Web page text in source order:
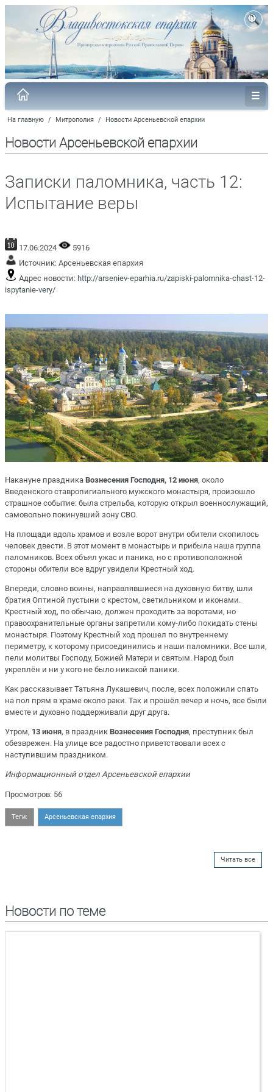
На главную / Митрополия / Новости Арсеньевской епархии
Новости Арсеньевской епархии
Записки паломника, часть 12:
Испытание веры
17.06.2024
5916
Источник: Арсеньевская епархия
Адрес новости: http://arseniev-eparhia.ru/zapiski-palomnika-chast-12-
ispytanie-very/
Накануне праздника Вознесения Господня, 12 июня, около
Введенского ставропигиального мужского монастыря, произошло
страшное событие: была стрельба, которую открыл военнослужащий,
самовольно покинувший зону СВО.
На площади вдоль храмов и возле ворот внутри обители скопилось
человек двести. В этот момент в монастырь и прибыла наша группа
паломников. Всех объял ужас и паника, но с противоположной
стороны обители все вдруг увидели Крестный ход.
Впереди, словно воины, направлявшиеся на духовную битву, шли
братия Оптиной пустыни с крестом, светильником и иконами.
Крестный ход, по обычаю, должен проходить за воротами, но
правоохранительные органы запретили кому-либо покидать стены
монастыря. Поэтому Крестный ход прошел по внутреннему
периметру, к которому присоединились и наши паломники. Все шли,
пели молитвы Господу, Божией Матери и святым. Народ был
укреплён и ни у кого не было никакой паники.
Как рассказывает Татьяна Лукашевич, после, всех положили спать
на пол прям в храме около раки. Так и прошёл вечер и ночь, все были
вместе и духовно поддерживали друг друга.
Утром, 13 июня, в праздник Вознесения Господня, преступник был
обезврежен. На улице все радостно приветствовали всех с
наступившим праздником.
Информационный отдел Арсеньевской епархии
Просмотров: 56
Теги: Арсеньевская епархия
Читать все
Новости по теме